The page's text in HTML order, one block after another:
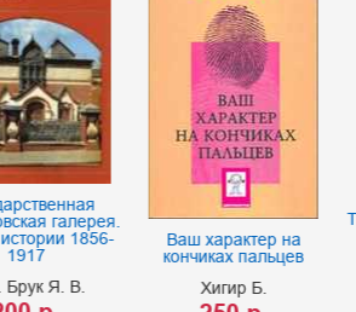
Ваш характер на
кончиках пальцев
Хигир Б.
The Hermitage:
/ Залы Эрмитажа
Соловьев А.
Solovyov A.